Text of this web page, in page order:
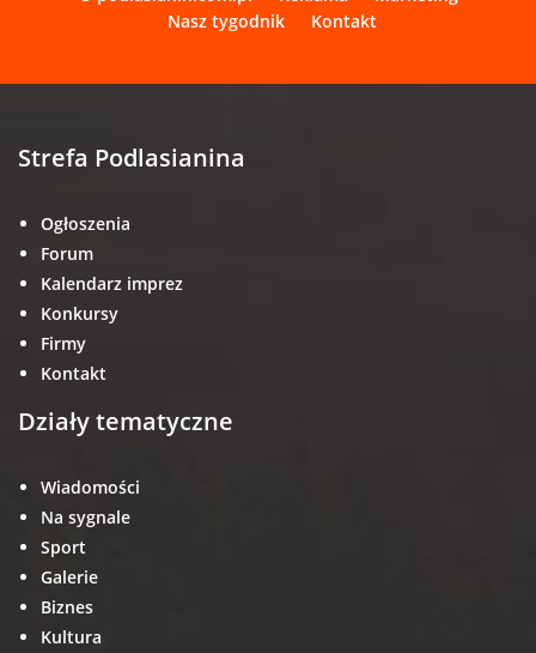
Nasz tygodnik
Kontakt
Strefa Podlasianina
Ogłoszenia
Forum
Kalendarz imprez
Konkursy
Firmy
Kontakt
Działy tematyczne
Wiadomości
Na sygnale
Sport
Galerie
Biznes
Kultura